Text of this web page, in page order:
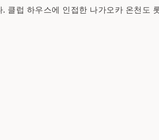
럽 하우스에 인접한 나가오카 온천도